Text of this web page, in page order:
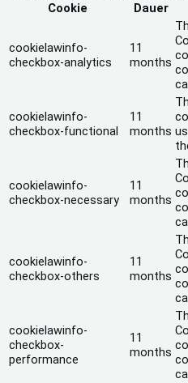
Cookie
Dauer
cookielawinfo-
checkbox-analytics
11
months
cookielawinfo-
checkbox-functional
11
months
cookielawinfo-
checkbox-necessary
11
months
cookielawinfo-
checkbox-others
11
months
cookielawinfo-
checkbox-
performance
11
months